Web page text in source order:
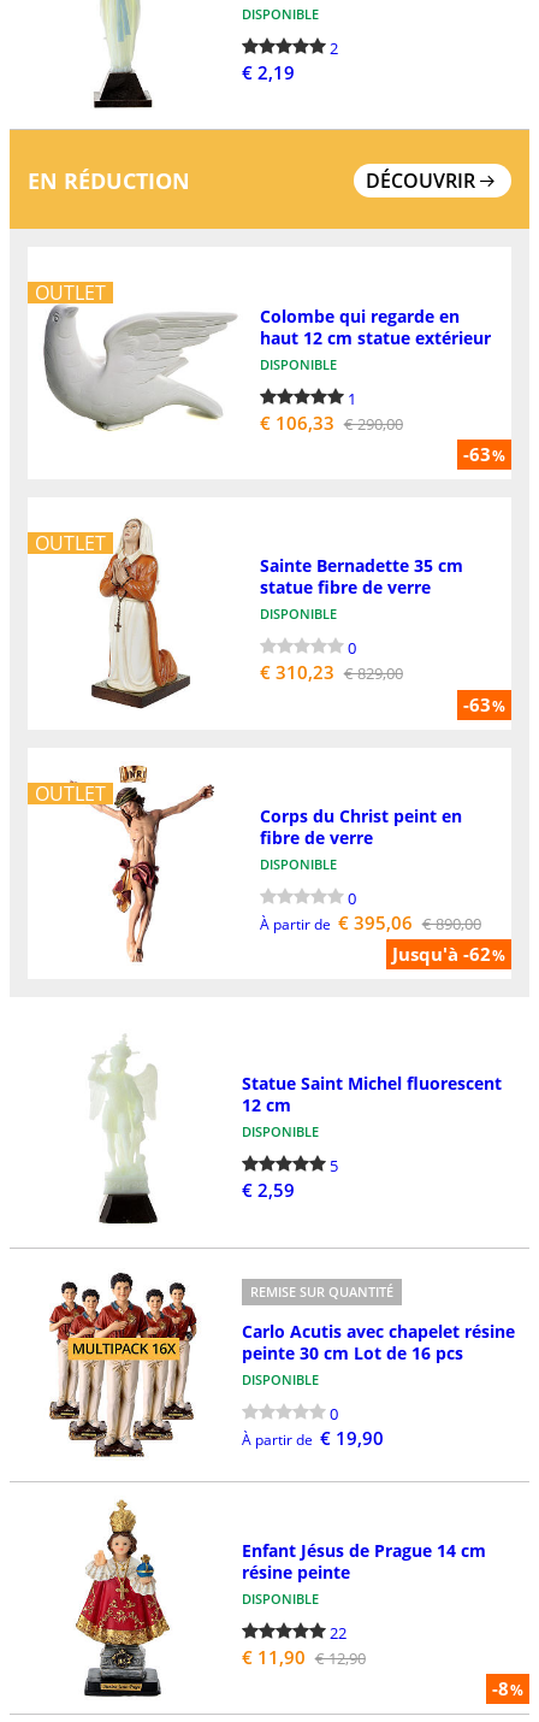
DISPONIBLE
2
€ 2,19
EN RÉDUCTION DÉCOUVRIR
OUTLET
-63%
Colombe qui regarde en
haut 12 cm statue extérieur
DISPONIBLE
1
€ 106,33 € 290,00
OUTLET
-63%
Sainte Bernadette 35 cm
statue fibre de verre
DISPONIBLE
0
€ 310,23 € 829,00
OUTLET
Jusqu'à -62%
Corps du Christ peint en
fibre de verre
DISPONIBLE
0
À partir de € 395,06 € 890,00
Statue Saint Michel fluorescent
12 cm
DISPONIBLE
5
€ 2,59
REMISE SUR QUANTITÉ
Carlo Acutis avec chapelet résine
peinte 30 cm Lot de 16 pcs
DISPONIBLE
0
À partir de € 19,90
-8%
Enfant Jésus de Prague 14 cm
résine peinte
DISPONIBLE
22
€ 11,90 € 12,90